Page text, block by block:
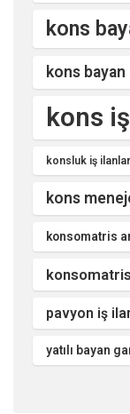
kons
kons
kons
konsluk iş
kons
konsomatris
pavyon iş
yatılı bayan